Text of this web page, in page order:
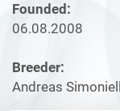
Founded:
06.08.2008
Breeder:
Andreas